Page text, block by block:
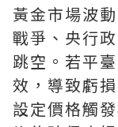
黃金市場波
戰爭、央行
跳空。若平
效，導致虧
設定價格觸